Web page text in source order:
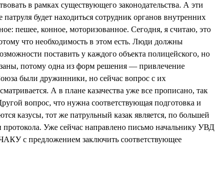
в рамках существующего законодательства. А эти
будет находиться сотрудник органов внутренних
пешее, конное, моторизованное. Сегодня, я считаю, это
что необходимость в этом есть. Люди должны
поставить у каждого объекта полицейского, но
потому одна из форм решения — привлечение
были дружинники, но сейчас вопрос с их
А в плане казачества уже все прописано, так
вопрос, что нужна соответствующая подготовка и
казусы, тот же патрульный казак является, по большей
Уже сейчас направлено письмо начальнику УВД
с предложением заключить соответствующее